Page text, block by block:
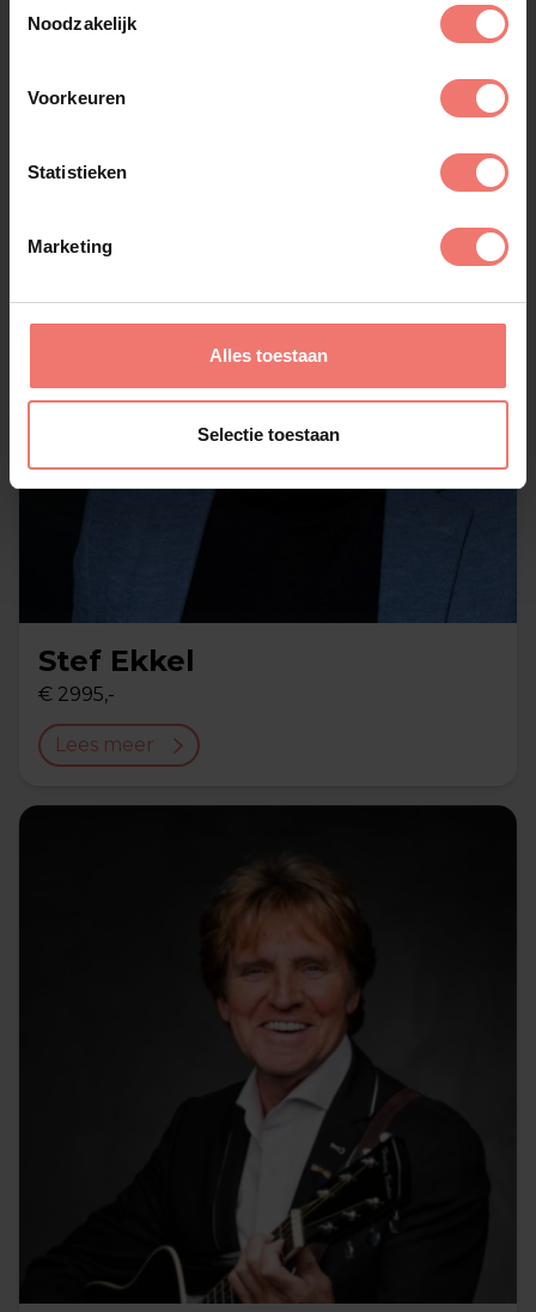
Noodzakelijk
Voorkeuren
Statistieken
Marketing
Alles toestaan
Selectie toestaan
€ 1695,-
Stef Ekkel
€ 2995,-
Lees meer